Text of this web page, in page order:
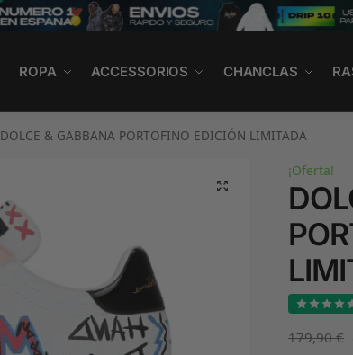
ROPA ACCESSORIOS CHANCLAS
DOLCE & GABBANA PORTOFINO EDICIÓN LIMITADA
¡Oferta!
179,90€